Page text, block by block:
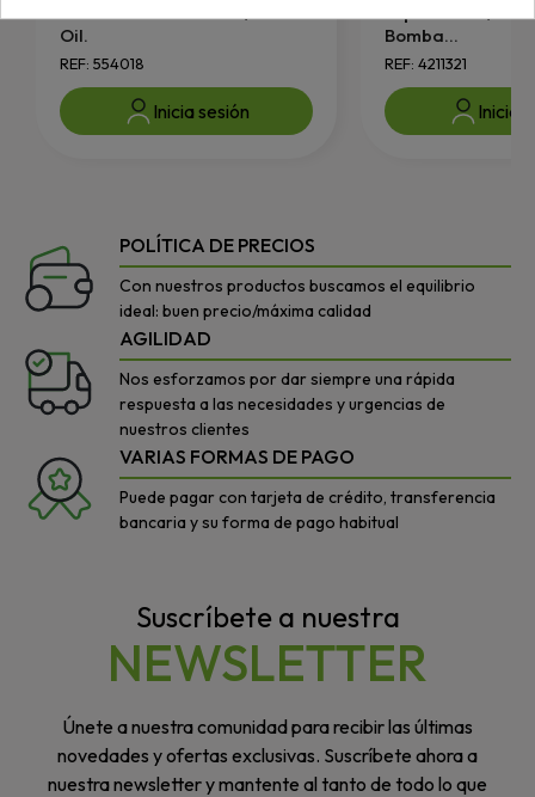
Manocontacto Aceite / Switch
Oil.
REF: 554018
Inicia sesión
Espaciador /
Bomba...
REF: 4211321
Inicia
POLÍTICA DE PRECIOS
Con nuestros productos buscamos el equilibrio
ideal: buen precio/máxima calidad
AGILIDAD
Nos esforzamos por dar siempre una rápida
respuesta a las necesidades y urgencias de
nuestros clientes
VARIAS FORMAS DE PAGO
Puede pagar con tarjeta de crédito, transferencia
bancaria y su forma de pago habitual
Suscríbete a nuestra
NEWSLETTER
Únete a nuestra comunidad para recibir las últimas
novedades y ofertas exclusivas. Suscríbete ahora a
nuestra newsletter y mantente al tanto de todo lo que